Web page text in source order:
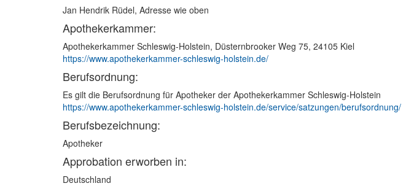
Jan Hendrik Rüdel, Adresse wie oben
Apotheker­kammer:
Apothekerkammer Schleswig-Holstein, Düsternbrooker Weg 75, 24105 Kiel
https://www.apothekerkammer-schleswig-holstein.de/
Berufsordnung:
Es gilt die Berufsordnung für Apotheker der Apothekerkammer Schleswig-Holstein
https://www.apothekerkammer-schleswig-holstein.de/service/satzungen/berufsordnung/
Berufsbezeichnung:
Apotheker
Approbation erworben in:
Deutschland